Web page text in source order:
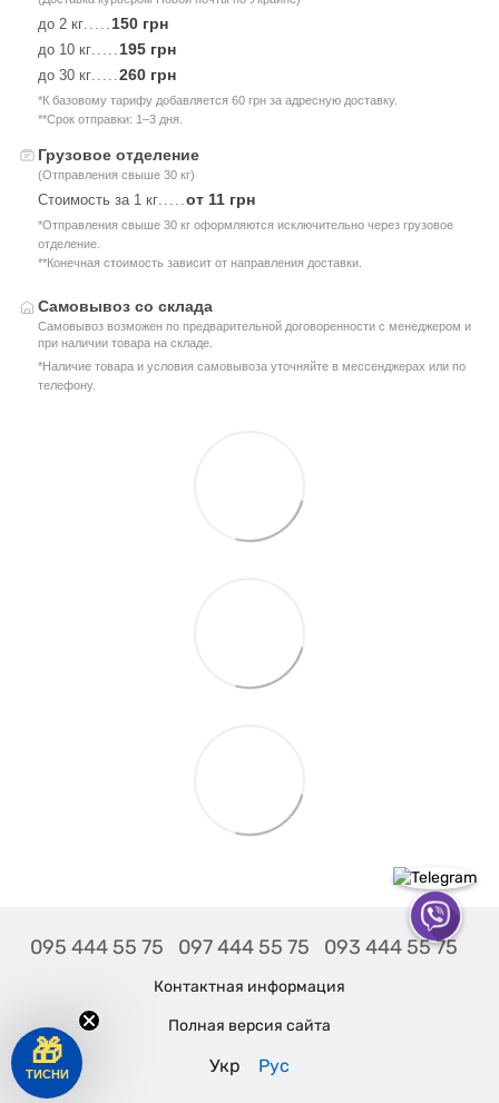
до 2 кг 150 грн
до 10 кг 195 грн
до 30 кг 260 грн
*К базовому тарифу добавляется 60 грн за адресную доставку.
**Срок отправки: 1–3 дня.
Грузовое отделение
(Отправления свыше 30 кг)
Стоимость за 1 кг от 11 грн
*Отправления свыше 30 кг оформляются исключительно через грузовое
отделение.
**Конечная стоимость зависит от направления доставки.
Самовывоз со склада
Самовывоз возможен по предварительной договоренности с менеджером и
при наличии товара на складе.
*Наличие товара и условия самовывоза уточняйте в мессенджерах или по
телефону.
095 444 55 75 097 444 55 75 093 444 55 75
Контактная информация
Полная версия сайта
Укр Рус
🎁
ТИСНИ